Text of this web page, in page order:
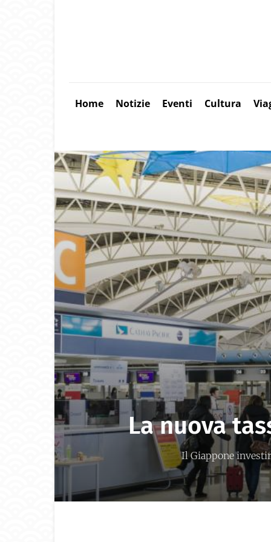
Home Notizie Eventi Cultura
La nuova
Il Giappone